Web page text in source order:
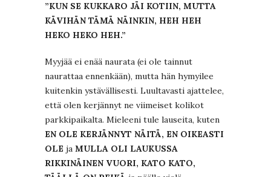
”KUN SE KUKKARO JÄI KOTIIN, MUTTA
KÄVIHÄN TÄMÄ NÄINKIN, HEH HEH
HEKO HEKO HEH.”
Myyjää ei enää naurata (ei ole tainnut
naurattaa ennenkään), mutta hän hymyilee
kuitenkin ystävällisesti. Luultavasti ajattelee,
että olen kerjännyt ne viimeiset kolikot
parkkipaikalta. Mieleeni tule lauseita, kuten
EN OLE KERJÄNNYT NÄITÄ, EN OIKEASTI
OLE ja MULLA OLI LAUKUSSA
RIKKINÄINEN VUORI, KATO KATO,